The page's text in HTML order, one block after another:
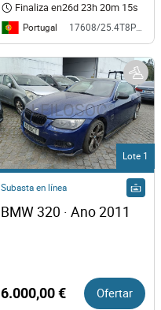
Finaliza en26d 23h 20m 15s
Portugal 17608/25.4T8PRT
Lote 1
Subasta en línea
BMW 320 · Ano 2011
6.000,00 € Ofertar